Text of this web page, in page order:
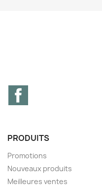
PRODUITS
Promotions
Nouveaux produits
Meilleures ventes